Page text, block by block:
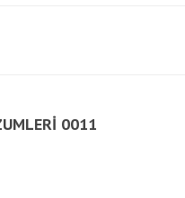
0011